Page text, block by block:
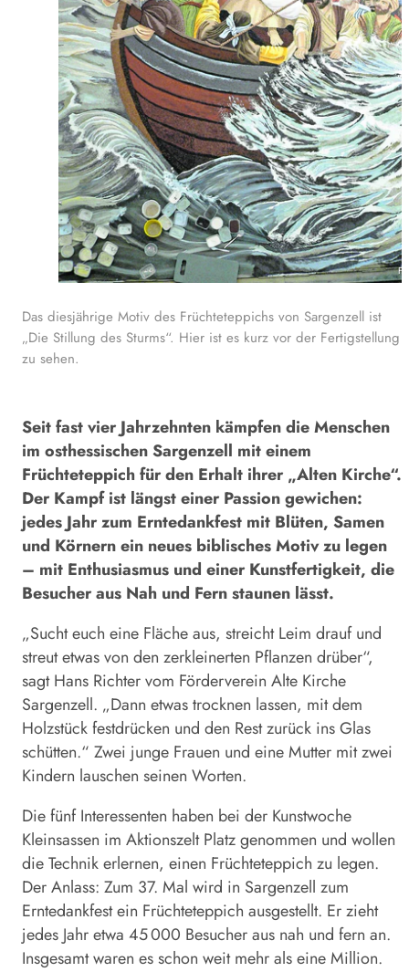
Das diesjährige Motiv des Früchteteppichs von Sargenzell ist
„Die Stillung des Sturms“. Hier ist es kurz vor der Fertigstellung
zu sehen.
Seit fast vier Jahrzehnten kämpfen die Menschen
im osthessischen Sargenzell mit einem
Früchteteppich für den Erhalt ihrer „Alten Kirche“.
Der Kampf ist längst einer Passion gewichen:
jedes Jahr zum Erntedankfest mit Blüten, Samen
und Körnern ein neues biblisches Motiv zu legen
– mit Enthusiasmus und einer Kunstfertigkeit, die
Besucher aus Nah und Fern staunen lässt.
„Sucht euch eine Fläche aus, streicht Leim drauf und
streut etwas von den zerkleinerten Pflanzen drüber“,
sagt Hans Richter vom Förderverein Alte Kirche
Sargenzell. „Dann etwas trocknen lassen, mit dem
Holzstück festdrücken und den Rest zurück ins Glas
schütten.“ Zwei junge Frauen und eine Mutter mit zwei
Kindern lauschen seinen Worten.
Die fünf Interessenten haben bei der Kunstwoche
Kleinsassen im Aktions­zelt Platz genommen und wollen
die Technik erlernen, einen Früchteteppich zu legen.
Der Anlass: Zum 37. Mal wird in Sargenzell zum
Erntedankfest ein Früchteteppich ausgestellt. Er zieht
jedes Jahr etwa 45 000 Besucher aus nah und fern an.
Insgesamt waren es schon weit mehr als eine Million.